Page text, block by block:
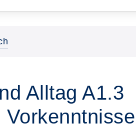
Alltag A1.3